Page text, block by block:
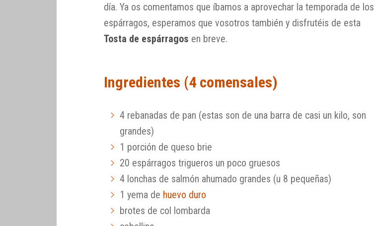
día. Ya os comentamos que íbamos a aprovechar la temporada de los
espárragos, esperamos que vosotros también y disfrutéis de esta
Tosta de espárragos en breve.
Ingredientes (4 comensales)
4 rebanadas de pan (estas son de una barra de casi un kilo, son
grandes)
1 porción de queso brie
20 espárragos trigueros un poco gruesos
4 lonchas de salmón ahumado grandes (u 8 pequeñas)
1 yema de huevo duro
brotes de col lombarda